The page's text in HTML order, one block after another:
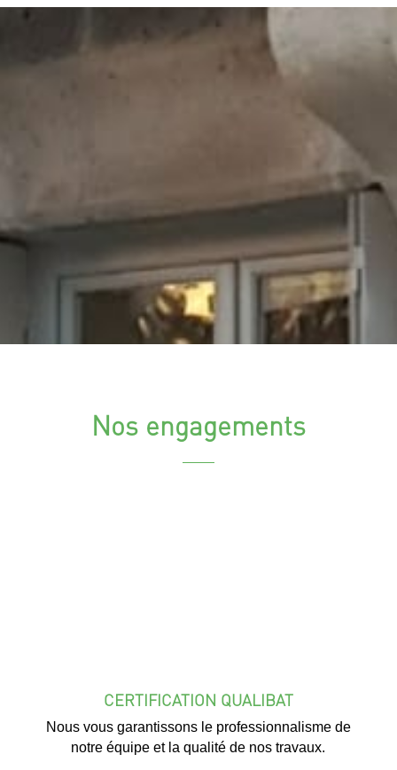
Nos engagements
CERTIFICATION QUALIBAT
Nous vous garantissons le professionnalisme de
notre équipe et la qualité de nos travaux.